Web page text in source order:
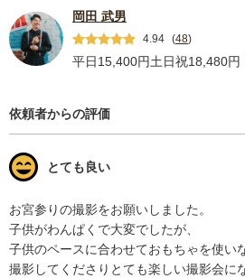
岡田 武男
4.94 (48)
平日15,400円土日祝18,480円
依頼者からの評価
とても良い
お宮参りの撮影をお願いしました。
子供がわんぱくで大変でしたが、
子供のペースに合わせておもちゃを使い
撮影してくださりとても楽しい撮影会に